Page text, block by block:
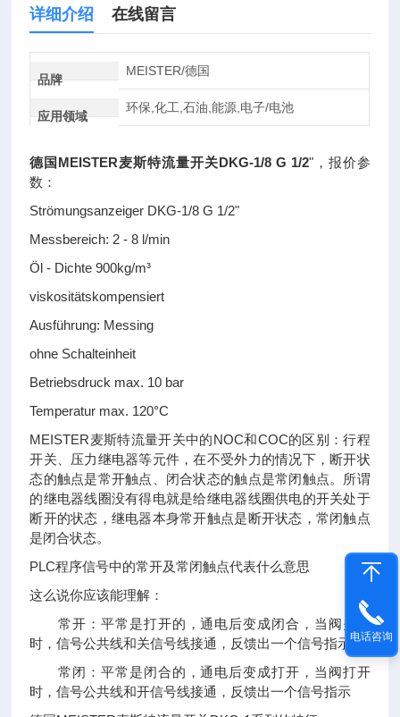
详细介绍 在线留言
品牌
MEISTER/德国
应用领域
环保,化工,石油,能源,电子/电池
德国MEISTER麦斯特流量开关DKG-1/8 G 1/2"，报价参
数：
Strömungsanzeiger DKG-1/8 G 1/2"
Messbereich: 2 - 8 l/min
Öl - Dichte 900kg/m³
viskositätskompensiert
Ausführung: Messing
ohne Schalteinheit
Betriebsdruck max. 10 bar
Temperatur max. 120°C
MEISTER麦斯特流量开关中的NOC和COC的区别：行程
开关、压力继电器等元件，在不受外力的情况下，断开状
态的触点是常开触点、闭合状态的触点是常闭触点。所谓
的继电器线圈没有得电就是给继电器线圈供电的开关处于
断开的状态，继电器本身常开触点是断开状态，常闭触点
是闭合状态。
PLC程序信号中的常开及常闭触点代表什么意思
这么说你应该能理解：
常开：平常是打开的，通电后变成闭合，当阀关闭
时，信号公共线和关信号线接通，反馈出一个信号指示
常闭：平常是闭合的，通电后变成打开，当阀打开
时，信号公共线和开信号线接通，反馈出一个信号指示
电话咨询